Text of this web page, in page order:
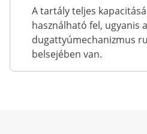
A tartály teljes
használható fel, ugyanis a
dugattyúmechanizmus
belsejében van.